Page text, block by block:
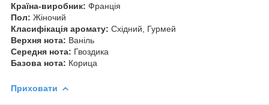
Країна-виробник: Франція
Пол: Жіночий
Класифікація аромату: Східний, Гурмей
Верхня нота: Ваніль
Середня нота: Гвоздика
Базова нота: Корица
Приховати